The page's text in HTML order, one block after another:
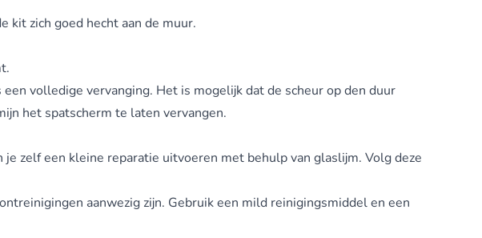
kit zich goed hecht aan de muur.
volledige vervanging. Het is mogelijk dat de scheur op den duur
het spatscherm te laten vervangen.
zelf een kleine reparatie uitvoeren met behulp van glaslijm. Volg deze
aanwezig zijn. Gebruik een mild reinigingsmiddel en een